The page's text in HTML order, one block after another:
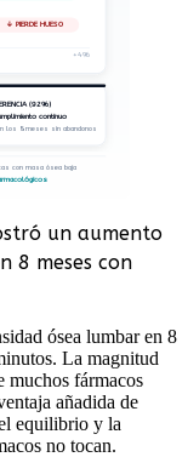
↓ PIERDE HUESO
+4%
(92%)
continuo
los 8 meses sin abandonos
con masa ósea baja
un aumento
8 meses con
ósea lumbar en 8
La magnitud
muchos fármacos
añadida de
equilibrio y la
no tocan.